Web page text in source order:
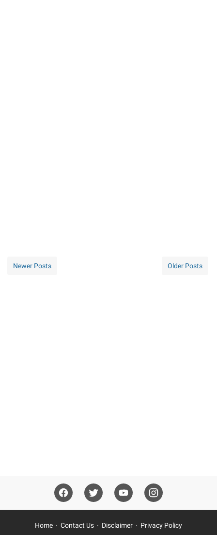
Newer Posts Older Posts
Home Contact Us Disclaimer Privacy Policy